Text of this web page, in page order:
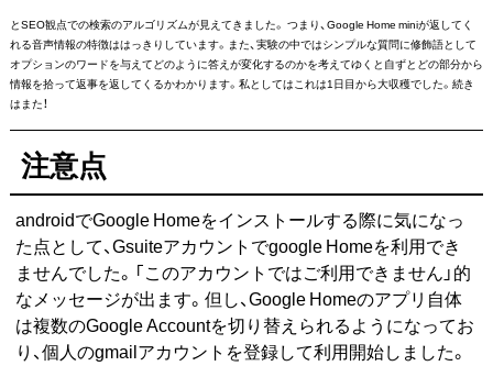
とSEO観点での検索のアルゴリズムが見えてきました。 つまり、Google Home miniが返してく
れる音声情報の特徴ははっきりしています。また、実験の中ではシンプルな質問に修飾語として
オプションのワードを与えてどのように答えが変化するのかを考えてゆくと自ずとどの部分から
情報を拾って返事を返してくるかわかります。私としてはこれは1日目から大収穫でした。続き
はまた！
注意点
androidでGoogle Homeをインストールする際に気になっ
た点として、Gsuiteアカウントでgoogle Homeを利用でき
ませんでした。「このアカウントではご利用できません」的
なメッセージが出ます。但し、Google Homeのアプリ自体
は複数のGoogle Accountを切り替えられるようになってお
り、個人のgmailアカウントを登録して利用開始しました。